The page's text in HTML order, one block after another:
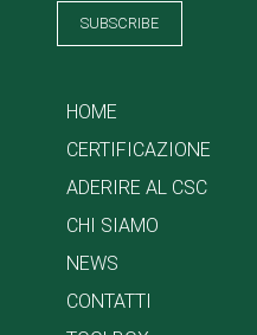
SUBSCRIBE
HOME
CERTIFICAZIONE
ADERIRE AL CSC
CHI SIAMO
NEWS
CONTATTI